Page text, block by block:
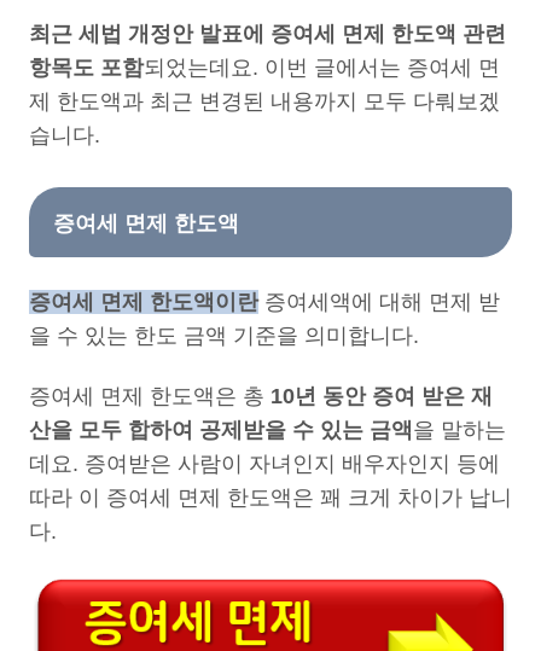
최근 세법 개정안 발표에 증여세 면제 한도액 관련
항목도 포함되었는데요. 이번 글에서는 증여세 면
제 한도액과 최근 변경된 내용까지 모두 다뤄보겠
습니다.
증여세 면제 한도액
증여세 면제 한도액이란증여세액에 대해 면제 받
을 수 있는 한도 금액 기준을 의미합니다.
증여세 면제 한도액은 총 10년 동안 증여 받은 재
산을 모두 합하여 공제받을 수 있는 금액을 말하는
데요. 증여받은 사람이 자녀인지 배우자인지 등에
따라 이 증여세 면제 한도액은 꽤 크게 차이가 납니
다.